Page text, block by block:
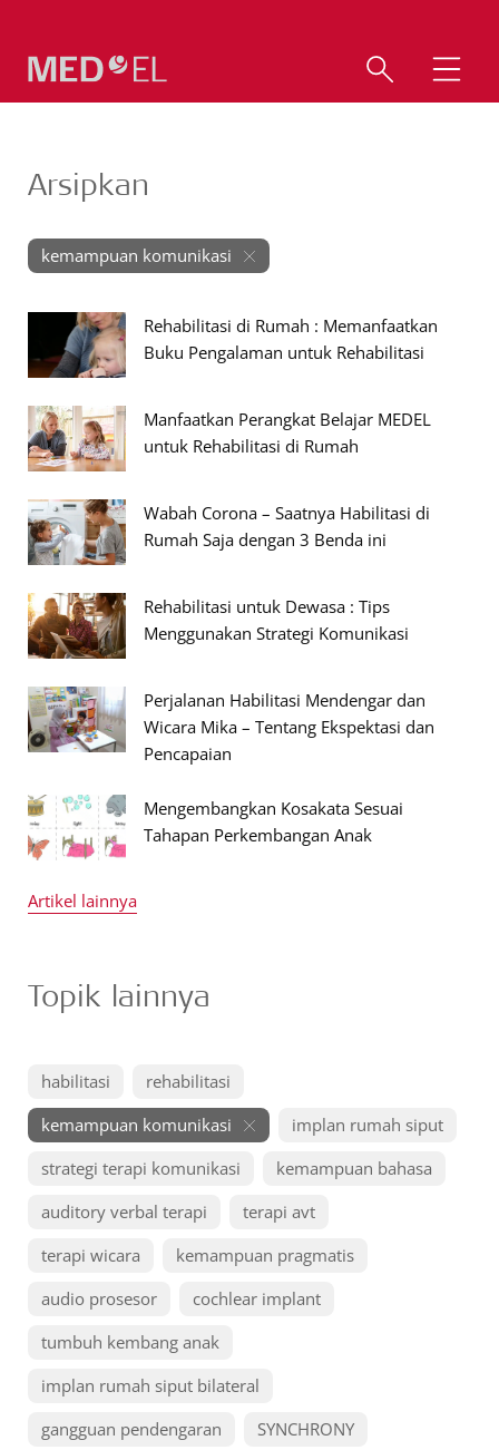
Arsipkan
kemampuan komunikasi
Rehabilitasi di Rumah : Memanfaatkan
Buku Pengalaman untuk Rehabilitasi
Manfaatkan Perangkat Belajar MEDEL
untuk Rehabilitasi di Rumah
Wabah Corona – Saatnya Habilitasi di
Rumah Saja dengan 3 Benda ini
Rehabilitasi untuk Dewasa : Tips
Menggunakan Strategi Komunikasi
Perjalanan Habilitasi Mendengar dan
Wicara Mika – Tentang Ekspektasi dan
Pencapaian
Mengembangkan Kosakata Sesuai
Tahapan Perkembangan Anak
Artikel lainnya
Topik lainnya
habilitasi
rehabilitasi
kemampuan komunikasi
implan rumah siput
strategi terapi komunikasi
kemampuan bahasa
auditory verbal terapi
terapi avt
terapi wicara
kemampuan pragmatis
audio prosesor
cochlear implant
tumbuh kembang anak
implan rumah siput bilateral
gangguan pendengaran
SYNCHRONY